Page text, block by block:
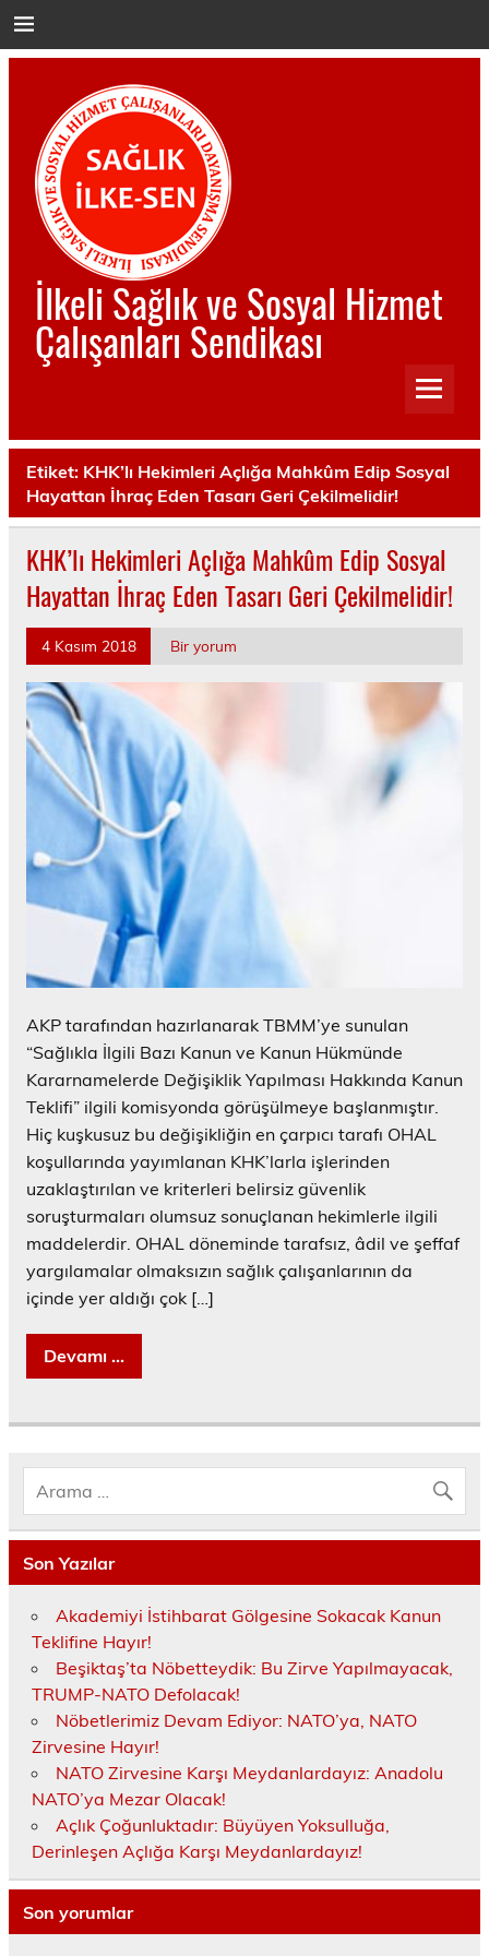
geç
İlkeli Sağlık ve Sosyal Hizmet
Çalışanları Sendikası
İlkeli Sağlık ve Sosyal Hizmet Çalışanları Sendikası
Etiket: KHK’lı Hekimleri Açlığa Mahkûm Edip Sosyal
Hayattan İhraç Eden Tasarı Geri Çekilmelidir!
KHK’lı Hekimleri Açlığa Mahkûm Edip Sosyal
Hayattan İhraç Eden Tasarı Geri Çekilmelidir!
4 Kasım 2018 Bir yorum
AKP tarafından hazırlanarak TBMM’ye sunulan
“Sağlıkla İlgili Bazı Kanun ve Kanun Hükmünde
Kararnamelerde Değişiklik Yapılması Hakkında Kanun
Teklifi” ilgili komisyonda görüşülmeye başlanmıştır.
Hiç kuşkusuz bu değişikliğin en çarpıcı tarafı OHAL
koşullarında yayımlanan KHK’larla işlerinden
uzaklaştırılan ve kriterleri belirsiz güvenlik
soruşturmaları olumsuz sonuçlanan hekimlerle ilgili
maddelerdir. OHAL döneminde tarafsız, âdil ve şeffaf
yargılamalar olmaksızın sağlık çalışanlarının da
içinde yer aldığı çok […]
Devamı ...
Son Yazılar
Akademiyi İstihbarat Gölgesine Sokacak Kanun
Teklifine Hayır!
Beşiktaş’ta Nöbetteydik: Bu Zirve Yapılmayacak,
TRUMP-NATO Defolacak!
Nöbetlerimiz Devam Ediyor: NATO’ya, NATO
Zirvesine Hayır!
NATO Zirvesine Karşı Meydanlardayız: Anadolu
NATO’ya Mezar Olacak!
Açlık Çoğunluktadır: Büyüyen Yoksulluğa,
Derinleşen Açlığa Karşı Meydanlardayız!
Son yorumlar